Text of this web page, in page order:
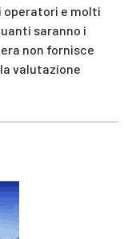
operatori e molti
saranno i
non fornisce
valutazione